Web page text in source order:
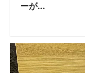
ーが...